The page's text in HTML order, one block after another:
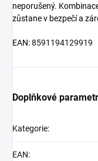
neporušený.
zůstane v bezpečí a
EAN:8591194129919
Doplňkové
Kategorie:
EAN: